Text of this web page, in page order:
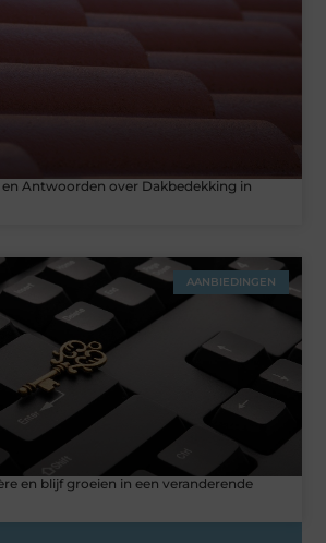
en Antwoorden over Dakbedekking in
AANBIEDINGEN
en blijf groeien in een veranderende